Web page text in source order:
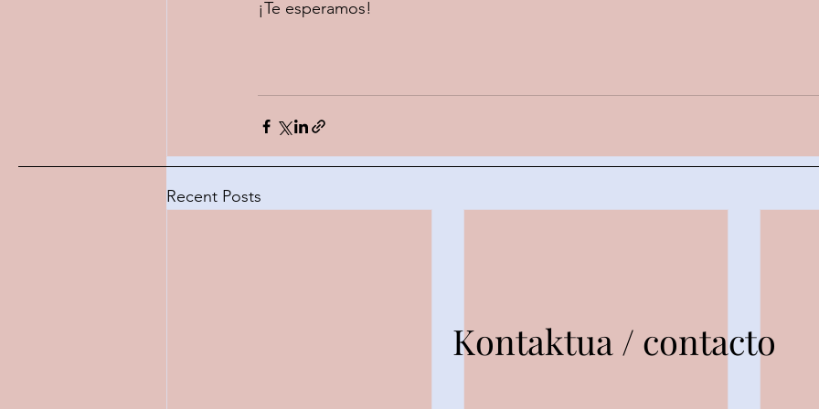
¡Te esperamos!
Recent Posts
Kontaktua / contacto